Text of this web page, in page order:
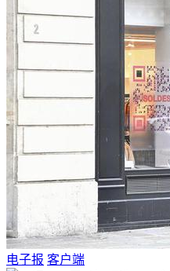
电子报 客户端